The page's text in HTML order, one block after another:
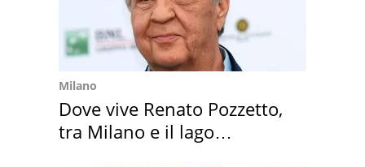
Milano
Dove vive Renato Pozzetto,
tra Milano e il lago